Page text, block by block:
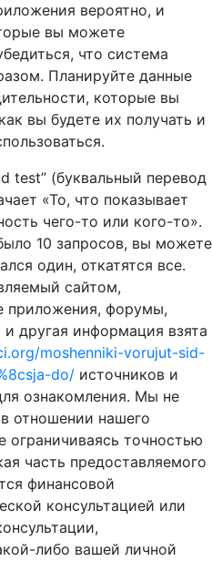
вероятно, и
вы можете
что система
Планируйте данные
которые вы
вы будете их получать и
test” (буквальный перевод
«То, что показывает
чего-то или кого-то».
10 запросов, вы можете
один, откатятся все.
сайтом,
приложения, форумы,
другая информация взята
moshenniki-vorujut-sid-
do/ источников и
ознакомления. Мы не
отношении нашего
ограничиваясь точностью
часть предоставляемого
финансовой
консультацией или
либо вашей личной